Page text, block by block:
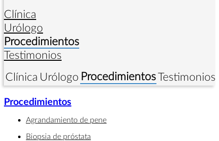
Clínica
Urólogo
Procedimientos
Testimonios
Clínica Urólogo ProcedimientosTestimonios
Procedimientos
Agrandamiento de pene
Biopsia de próstata